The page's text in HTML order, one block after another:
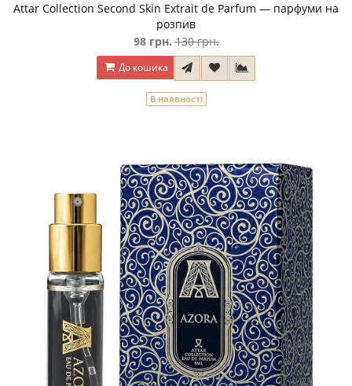
Attar Collection Second Skin Extrait de Parfum — парфуми на
розпив
98 грн. 130 грн.
До кошика
В наявності